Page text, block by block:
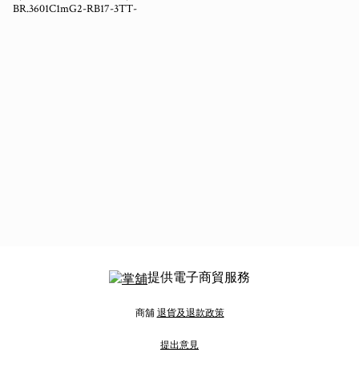
BR.3601C1mG2-RB17-3TT-
提供電子商貿服務
商舖 退貨及退款政策
提出意見